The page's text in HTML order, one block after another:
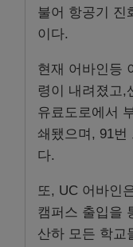
불어 항공기 진
이다.
현재 어바인등
령이 내려졌고,
유료도로에서
쇄됐으며, 91번
다.
또, UC 어바인
캠퍼스 출입을
산하 모든 학교